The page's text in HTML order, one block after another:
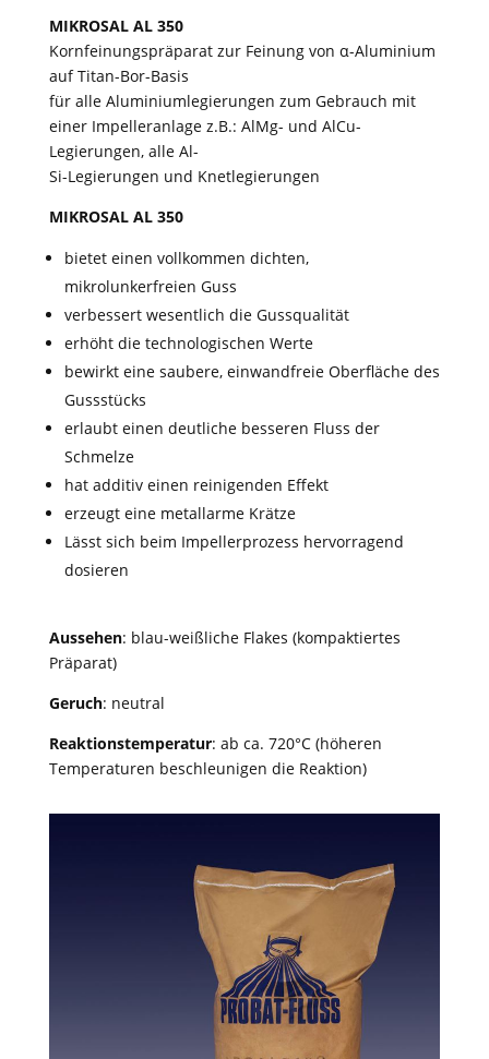
MIKROSAL AL 350
Kornfeinungspräparat zur Feinung von α-Aluminium
auf Titan-Bor-Basis
für alle Aluminiumlegierungen zum Gebrauch mit
einer Impelleranlage z.B.: AlMg- und AlCu-
Legierungen, alle Al-
Si-Legierungen und Knetlegierungen
MIKROSAL AL 350
bietet einen vollkommen dichten,
mikrolunkerfreien Guss
verbessert wesentlich die Gussqualität
erhöht die technologischen Werte
bewirkt eine saubere, einwandfreie Oberfläche des
Gussstücks
erlaubt einen deutliche besseren Fluss der
Schmelze
hat additiv einen reinigenden Effekt
erzeugt eine metallarme Krätze
Lässt sich beim Impellerprozess hervorragend
dosieren
Aussehen: blau-weißliche Flakes (kompaktiertes
Präparat)
Geruch: neutral
Reaktionstemperatur: ab ca. 720°C (höheren
Temperaturen beschleunigen die Reaktion)